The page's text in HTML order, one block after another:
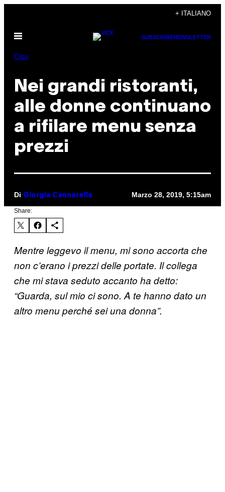
contenuto
+ ITALIANO
Apri
SUBSCRIBENEWSLETTER
Cibo
Nei grandi ristoranti,
alle donne continuano
a rifilare menu senza
prezzi
Di Giorgia Cannarella Marzo 28, 2019, 5:15am
Share:
Mentre leggevo il menu, mi sono accorta che
non c’erano i prezzi delle portate. Il collega
che mi stava seduto accanto ha detto:
“Guarda, sul mio ci sono. A te hanno dato un
altro menu perché sei una donna”.